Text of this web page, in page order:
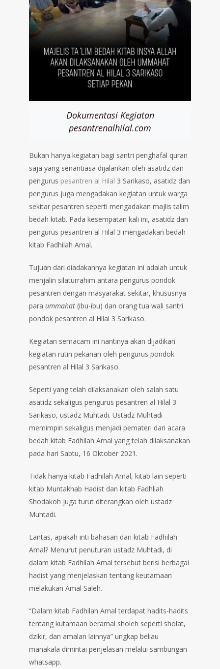
Dokumentasi Kegiatan
pesantrenalhilal.com
Bukan hanya kegiatan bagi santri penghafal quran
saja yang senantiasa dijalankan oleh asatidz dan
pengurus pesantren al Hilal 3 Sarikaso, asatidz dan
pengurus juga mengadakan kegiatan untuk warga
sekitar pesantren seperti mengadakan majlis talim
bedah kitab. Pada kesempatan kali ini, asatidz dan
pengurus pesantren al Hilal 3 mengadakan bedah
kitab Fadhilah Amal.
Tujuan dari diadakannya kegiatan ini adalah untuk
menjalin silaturrahim antara pengurus pondok
pesantren dengan masyarakat sekitar, khususnya
para ummahat (ibu-ibu) dan orang tua wali santri
pondok pesantren al Hilal 3 Sarikaso.
Kegiatan semacam ini nantinya akan dijadikan
kegiatan rutin pekanan oleh pengurus pondok
pesantren al Hilal 3 Sarikaso.
Seperti yang telah dilaksanakan oleh salah satu
asatidz sekaligus pengurus pesantren al Hilal 3
Sarikaso, ustadz Muhtadi. Ustadz Muhtadi
memimpin sekaligus menjadi pemateri dari acara
bedah kitab Fadhilah Amal yang telah dilaksanakan
pada hari Sabtu, 16 Oktober 2021.
Tidak hanya kitab Fadhilah Amal, kitab lain seperti
kitab Muntakhab Hadist dan kitab Fadhliah
Shodakoh juga turut diterangkan oleh ustadz
Muhtadi.
Lantas, apakah inti bahasan dari kitab Fadhilah
Amal? Menurut penuturan ustadz Muhtadi, di
dalam kitab Fadhilah Amal tersebut berisi berbagai
hadist yang menjelaskan tentang keutamaan
melakukan Amal Saleh.
“Dalam kitab Fadhilah Amal terdapat hadits-hadits
tentang kutamaan beramal sholeh seperti sholat,
dzikir, dan amalan lainnya” ungkap beliau
manakala dimintai penjelasan melalui sambungan
whatsapp.